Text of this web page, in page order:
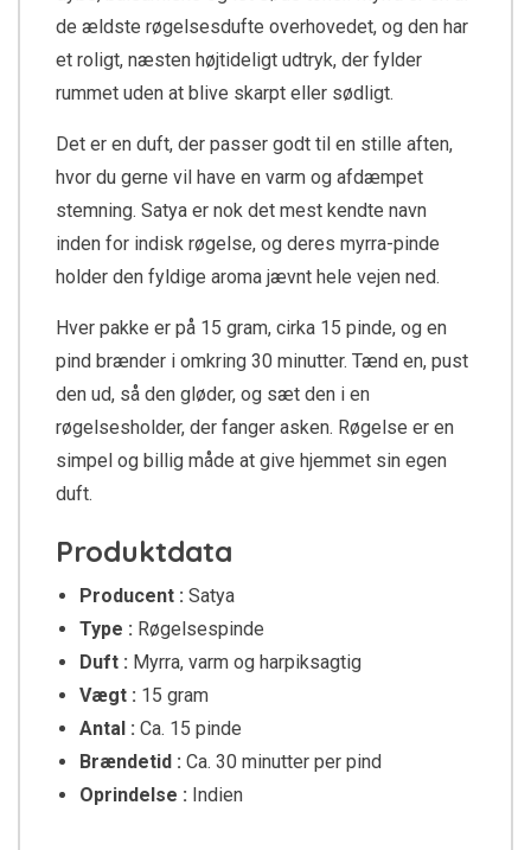
de ældste røgelsesdufte overhovedet, og den har
et roligt, næsten højtideligt udtryk, der fylder
rummet uden at blive skarpt eller sødligt.
Det er en duft, der passer godt til en stille aften,
hvor du gerne vil have en varm og afdæmpet
stemning. Satya er nok det mest kendte navn
inden for indisk røgelse, og deres myrra-pinde
holder den fyldige aroma jævnt hele vejen ned.
Hver pakke er på 15 gram, cirka 15 pinde, og en
pind brænder i omkring 30 minutter. Tænd en, pust
den ud, så den gløder, og sæt den i en
røgelsesholder, der fanger asken. Røgelse er en
simpel og billig måde at give hjemmet sin egen
duft.
Produktdata
Producent : Satya
Type : Røgelsespinde
Duft : Myrra, varm og harpiksagtig
Vægt : 15 gram
Antal : Ca. 15 pinde
Brændetid : Ca. 30 minutter per pind
Oprindelse : Indien